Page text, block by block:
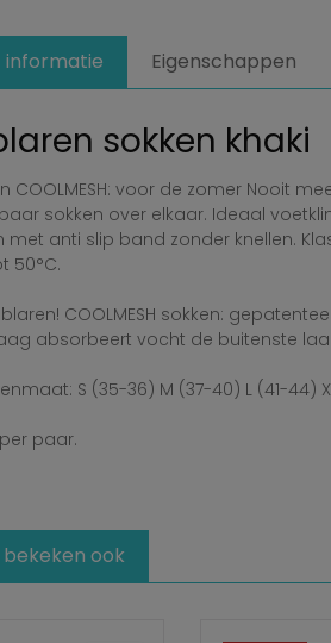
informatie Eigenschappen
sokken khaki
COOLMESH: voor de zomer Nooit
sokken over elkaar. Ideaal
anti slip band zonder knellen.
50°C.
COOLMESH sokken:
absorbeert vocht de buitenste
S (35-36) M (37-40) L (41-44)
paar.
ook